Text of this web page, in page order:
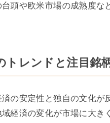
頭や欧米市場の成熟度
トレンドと注目銘
の安定性と独自の文化
経済の変化が市場に大